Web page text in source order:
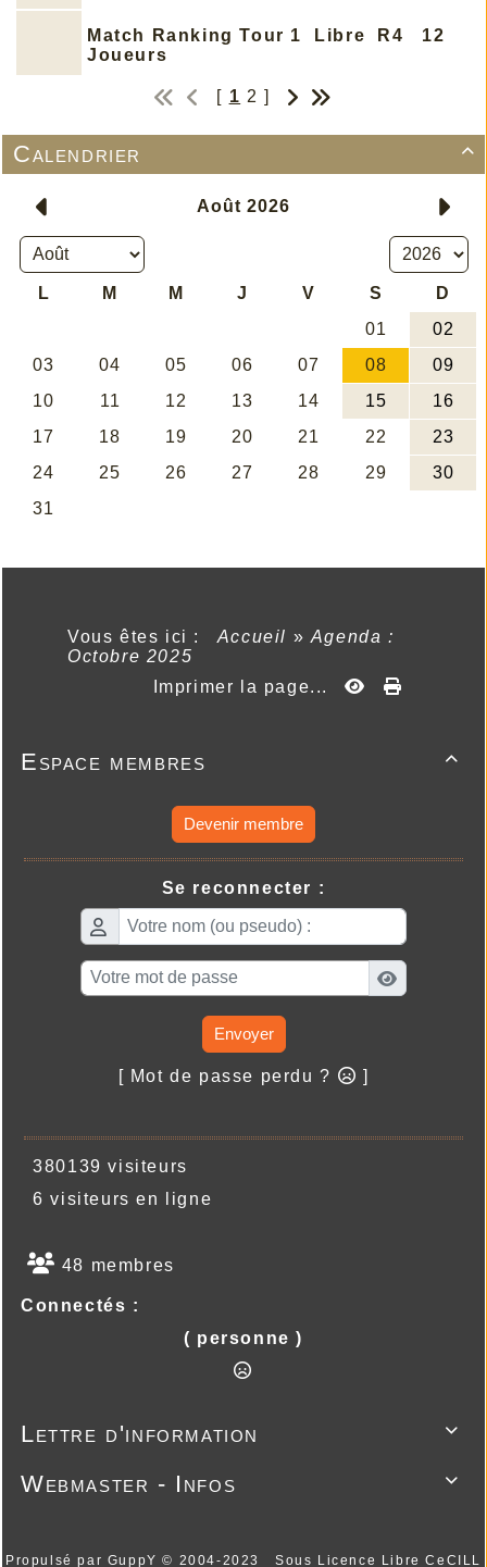

Calendrier
Match Ranking Tour 1 Libre R4 12
Joueurs
[ 1 2 ]
Vous êtes ici : Accueil » Agenda :
Octobre 2025
Imprimer la page...

Espace membres
Devenir membre
Se reconnecter :
Envoyer
[ Mot de passe perdu ? ]
380139 visiteurs
6 visiteurs en ligne
48 membres
Connectés :
( personne )

Lettre d'information

Webmaster - Infos
Propulsé par GuppY© 2004-2023 Sous Licence Libre CeCILL